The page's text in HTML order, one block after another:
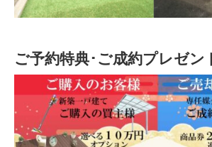
ご予約特典･ご成約プレゼン